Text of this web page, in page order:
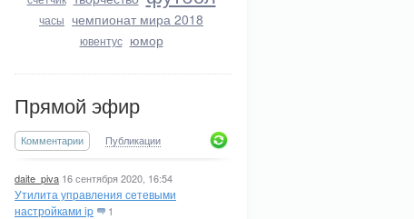
часы чемпионат мира 2018
ювентус юмор
Прямой эфир
Комментарии Публикации
daite_piva 16 сентября 2020, 16:54
Утилита управления сетевыми
настройками ip
1